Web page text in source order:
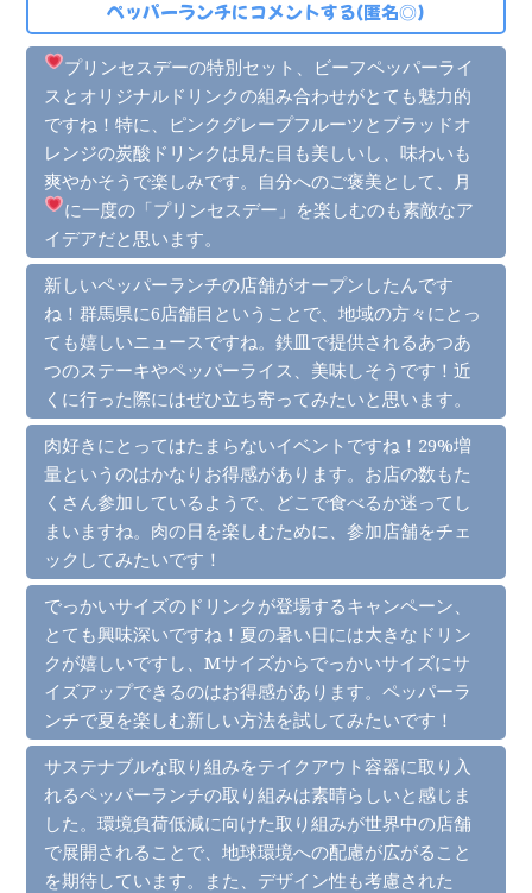
ペッパーランチにコメントする(匿名◎)
プリンセス デーの特別セット、ビーフペッパーライ
スとオリジナルドリンクの組み合わせがとても魅力的
ですね！特に、ピンクグレープフルーツとブラッドオ
レンジの炭酸ドリンクは見た目も美しいし、味わいも
爽やかそうで楽しみです。自分へのご褒美として、月
に一度の「プリンセス デー」を楽しむのも素敵なア
イデアだと思います。
新しいペッパーランチの店舗がオープンしたんです
ね！群馬県に6店舗目ということで、地域の方々にとっ
ても嬉しいニュースですね。鉄皿で提供されるあつあ
つのステーキやペッパーライス、美味しそうです！近
くに行った際にはぜひ立ち寄ってみたいと思います。
肉好きにとってはたまらないイベントですね！29%増
量というのはかなりお得感があります。お店の数もた
くさん参加しているようで、どこで食べるか迷ってし
まいますね。肉の日を楽しむために、参加店舗をチェ
ックしてみたいです！
でっかいサイズのドリンクが登場するキャンペーン、
とても興味深いですね！夏の暑い日には大きなドリン
クが嬉しいですし、Mサイズからでっかいサイズにサ
イズアップできるのはお得感があります。ペッパーラ
ンチで夏を楽しむ新しい方法を試してみたいです！
サステナブルな取り組みをテイクアウト容器に取り入
れるペッパーランチの取り組みは素晴らしいと感じま
した。環境負荷低減に向けた取り組みが世界中の店舗
で展開されることで、地球環境への配慮が広がること
を期待しています。また、デザイン性も考慮された